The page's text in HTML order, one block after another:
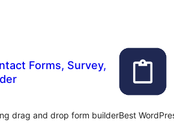
Forms, Survey,
drag and drop form builderBest